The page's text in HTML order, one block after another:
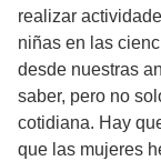
realizar
niñas en las
desde nuestras
saber, pero no
cotidiana. Hay
que las mujeres